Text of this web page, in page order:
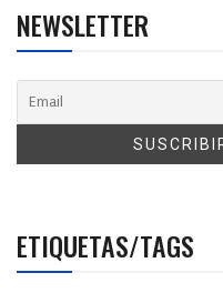
NEWSLETTER
ETIQUETAS/TAGS